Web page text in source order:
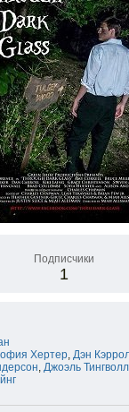
Подписчики
1
Хертер, Дэн
, Джоэль Тингволл